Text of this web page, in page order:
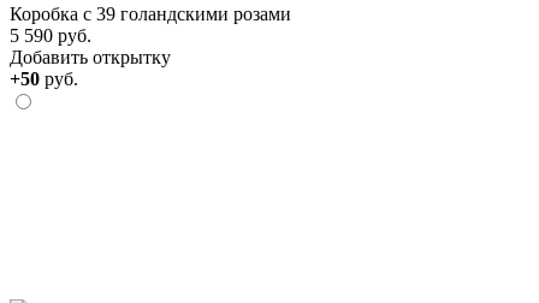
Коробка с 39 голандскими розами
5 590 руб.
Добавить открытку
+50 руб.